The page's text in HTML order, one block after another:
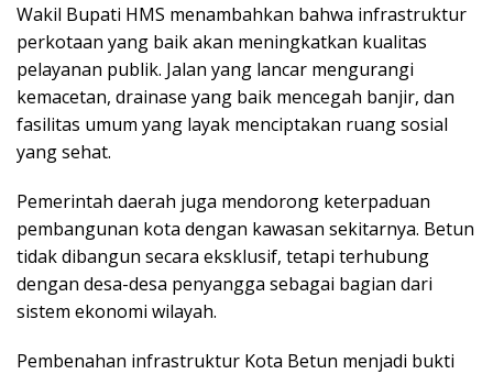
Wakil Bupati HMS menambahkan bahwa infrastruktur
perkotaan yang baik akan meningkatkan kualitas
pelayanan publik. Jalan yang lancar mengurangi
kemacetan, drainase yang baik mencegah banjir, dan
fasilitas umum yang layak menciptakan ruang sosial
yang sehat.
Pemerintah daerah juga mendorong keterpaduan
pembangunan kota dengan kawasan sekitarnya. Betun
tidak dibangun secara eksklusif, tetapi terhubung
dengan desa-desa penyangga sebagai bagian dari
sistem ekonomi wilayah.
Pembenahan infrastruktur Kota Betun menjadi bukti